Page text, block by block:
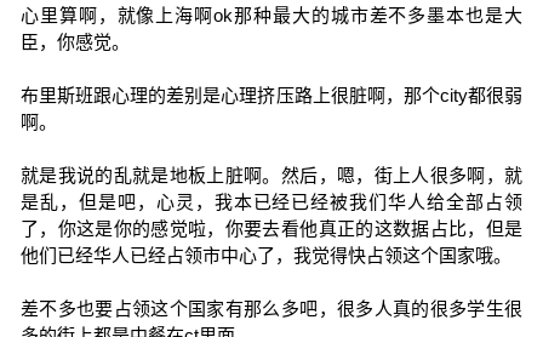
心里算啊，就像上海啊ok那种最大的城市差不多墨本也是大
臣，你感觉。
布里斯班跟心理的差别是心理挤压路上很脏啊，那个city都很弱
啊。
就是我说的乱就是地板上脏啊。然后，嗯，街上人很多啊，就
是乱，但是吧，心灵，我本已经已经被我们华人给全部占领
了，你这是你的感觉啦，你要去看他真正的这数据占比，但是
他们已经华人已经占领市中心了，我觉得快占领这个国家哦。
差不多也要占领这个国家有那么多吧，很多人真的很多学生很